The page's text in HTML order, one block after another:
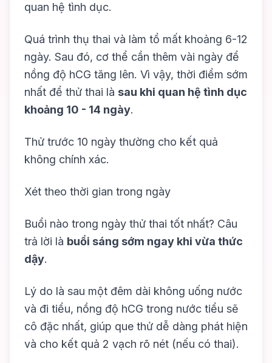
quan hệ tình dục.
Quá trình thụ thai và làm tổ mất khoảng 6-12
ngày. Sau đó, cơ thể cần thêm vài ngày để
nồng độ hCG tăng lên. Vì vậy, thời điểm sớm
nhất để thử thai là sau khi quan hệ tình dục
khoảng 10 - 14 ngày.
Thử trước 10 ngày thường cho kết quả
không chính xác.
Xét theo thời gian trong ngày
Buổi nào trong ngày thử thai tốt nhất? Câu
trả lời là buổi sáng sớm ngay khi vừa thức
dậy.
Lý do là sau một đêm dài không uống nước
và đi tiểu, nồng độ hCG trong nước tiểu sẽ
cô đặc nhất, giúp que thử dễ dàng phát hiện
và cho kết quả 2 vạch rõ nét (nếu có thai).